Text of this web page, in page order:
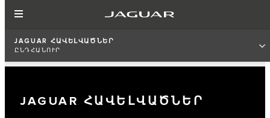
JAGUAR ՀԱՎԵԼՎԱԾՆԵՐ
ԸՆԴՀԱՆՈՒՐ
JAGUAR ՀԱՎԵԼՎԱԾՆԵՐ